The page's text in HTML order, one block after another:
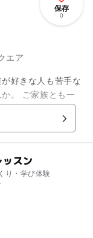
保存
0
エア
も一
いちゃん、おばあ
スン
り・学び体験